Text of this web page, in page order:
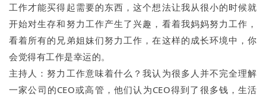
工作才能买得起需要的东西，这个想法让我从很小的时候就
开始对生存和努力工作产生了兴趣，看着我妈妈努力工作，
看着所有的兄弟姐妹们努力工作，在这样的成长环境中，你
会觉得有工作是幸运的。
主持人：努力工作意味着什么？我认为很多人并不完全理解
一家公司的CEO或高管，他们认为CEO得到了很多钱，生活